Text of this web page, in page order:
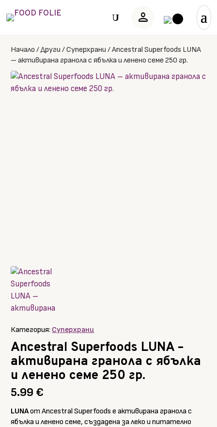
person
U
Начало /Други /Суперхрани /Ancestral Superfoods LUNA
– активирана гранола с ябълка и ленено семе 250 гр.
Категория: Суперхрани
Ancestral Superfoods LUNA –
активирана гранола с ябълка
и ленено семе 250 гр.
5.99€
LUNAот Ancestral Superfoods е активирана гранола с
ябълка и ленено семе, създадена за леко и питателно